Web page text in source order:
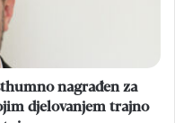
nagrađen za
djelovanjem trajno